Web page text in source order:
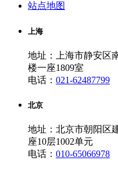
站点地图
上海
地址：上海市静安区
楼一座1809室
电话： 021-62487799
北京
地址：北京市朝阳区
座10层1002单元
电话： 010-65066978